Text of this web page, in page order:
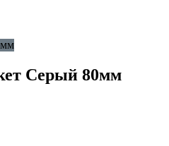
Серый 80мм